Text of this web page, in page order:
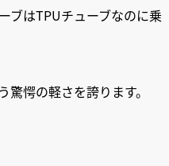
ブはTPUチューブなのに乗
愕の軽さを誇ります。